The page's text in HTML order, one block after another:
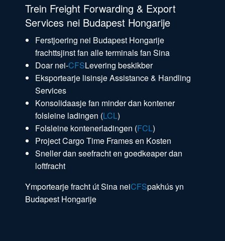
Trein Freight Forwarding & Export
Services nei Budapest Hongarije
Ferstjoering nei Budapest Hongarije
frachttsjinst fan alle terminals fan Sina
Doar nei-CFSLevering beskikber
Eksportearje lisinsje Assistance & Handling
Services
Konsolidaasje fan minder dan kontener
folsleine ladingen (LCL)
Folsleine kontenerladingen (FCL)
Project Cargo Time Frames en Kosten
Sneller dan seefracht en goedkeaper dan
loftfracht
Ymportearje fracht út Sina neiCFSpakhús yn
Budapest Hongarije